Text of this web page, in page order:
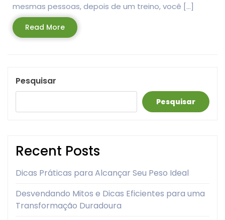
mesmas pessoas, depois de um treino, você […]
Read MoreRead
More
Pesquisar
Pesquisar
Recent Posts
Dicas Práticas para Alcançar Seu Peso Ideal
Desvendando Mitos e Dicas Eficientes para uma
Transformação Duradoura